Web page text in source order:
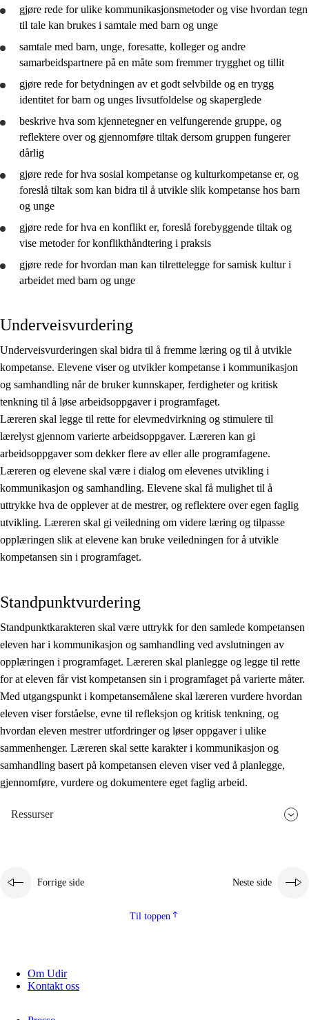
gjøre rede forulike kommunikasjonsmetoder og vise hvordan tegn
til tale kan brukes i samtale med barn og unge
samtale med barn, unge, foresatte, kolleger og andre
samarbeidspartnere på en måte som fremmer trygghet og tillit
gjøre rede forbetydningen av et godt selvbilde og en trygg
identitet for barn og unges livsutfoldelse og skaperglede
beskrive hva som kjennetegner en velfungerende gruppe, og
reflektere over og gjennomføre tiltak dersom gruppen fungerer
dårlig
gjøre rede forhva sosial kompetanse og kulturkompetanse er, og
foreslå tiltak som kan bidra til å utvikle slik kompetanse hos barn
og unge
gjøre rede forhva en konflikt er, foreslå forebyggende tiltak og
vise metoder for konflikthåndtering i praksis
gjøre rede forhvordan man kan tilrettelegge for samisk kultur i
arbeidet med barn og unge
Underveisvurdering
Underveisvurderingen skal bidra til å fremme læring og til å utvikle
kompetanse. Elevene viser og utvikler kompetanse i kommunikasjon
og samhandling når de bruker kunnskaper, ferdigheter og kritisk
tenkning til å løse arbeidsoppgaver i programfaget.
Læreren skal legge til rette for elevmedvirkning og stimulere til
lærelyst gjennom varierte arbeidsoppgaver. Læreren kan gi
arbeidsoppgaver som dekker flere av eller alle programfagene.
Læreren og elevene skal være i dialog om elevenes utvikling i
kommunikasjon og samhandling. Elevene skal få mulighet til å
uttrykke hva de opplever at de mestrer, og reflektere over egen faglig
utvikling. Læreren skal gi veiledning om videre læring og tilpasse
opplæringen slik at elevene kan bruke veiledningen for å utvikle
kompetansen sin i programfaget.
Standpunktvurdering
Standpunktkarakteren skal være uttrykk for den samlede kompetansen
eleven har i kommunikasjon og samhandling ved avslutningen av
opplæringen i programfaget. Læreren skal planlegge og legge til rette
for at eleven får vist kompetansen sin i programfaget på varierte måter.
Med utgangspunkt i kompetansemålene skal læreren vurdere hvordan
eleven viser forståelse, evne til refleksjon og kritisk tenkning, og
hvordan eleven mestrer utfordringer og løser oppgaver i ulike
sammenhenger. Læreren skal sette karakter i kommunikasjon og
samhandling basert på kompetansen eleven viser ved å planlegge,
gjennomføre, vurdere og dokumentere eget faglig arbeid.
Ressurser
Forrige side Neste side
Til toppen
Om Udir
Kontakt oss